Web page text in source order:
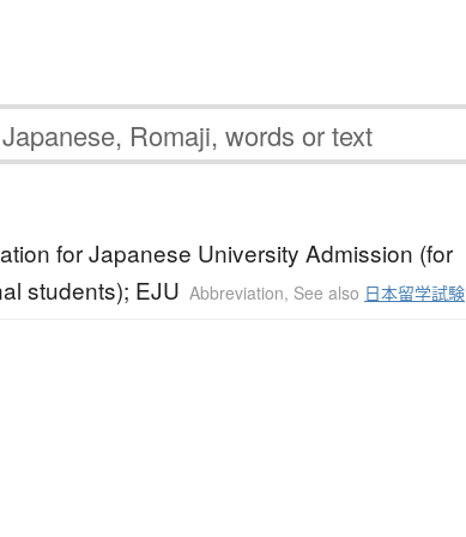
for Japanese University Admission (for
students); EJU Abbreviation, See also 日本留学試験